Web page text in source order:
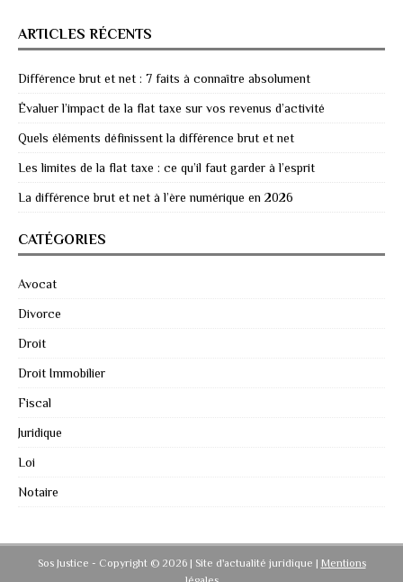
ARTICLES RÉCENTS
Différence brut et net : 7 faits à connaître absolument
Évaluer l’impact de la flat taxe sur vos revenus d’activité
Quels éléments définissent la différence brut et net
Les limites de la flat taxe : ce qu’il faut garder à l’esprit
La différence brut et net à l’ère numérique en 2026
CATÉGORIES
Avocat
Divorce
Droit
Droit Immobilier
Fiscal
Juridique
Loi
Notaire
Sos Justice - Copyright © 2026 | Site d'actualité juridique | Mentions